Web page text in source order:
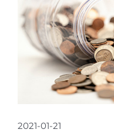
2021-01-21